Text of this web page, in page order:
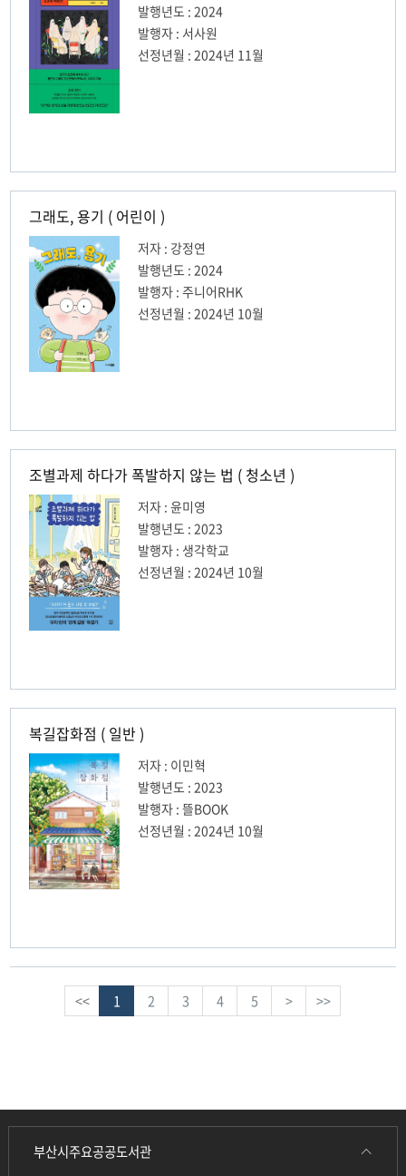
발행년도 : 2024
발행자 : 서사원
선정년월 : 2024년 11월
그래도, 용기 ( 어린이 )
저자 : 강정연
발행년도 : 2024
발행자 : 주니어RHK
선정년월 : 2024년 10월
조별과제 하다가 폭발하지 않는 법 ( 청소년 )
저자 : 윤미영
발행년도 : 2023
발행자 : 생각학교
선정년월 : 2024년 10월
복길잡화점 ( 일반 )
저자 : 이민혁
발행년도 : 2023
발행자 : 뜰BOOK
선정년월 : 2024년 10월
<< 1 2 3 4 5 > >>
부산시주요공공도서관